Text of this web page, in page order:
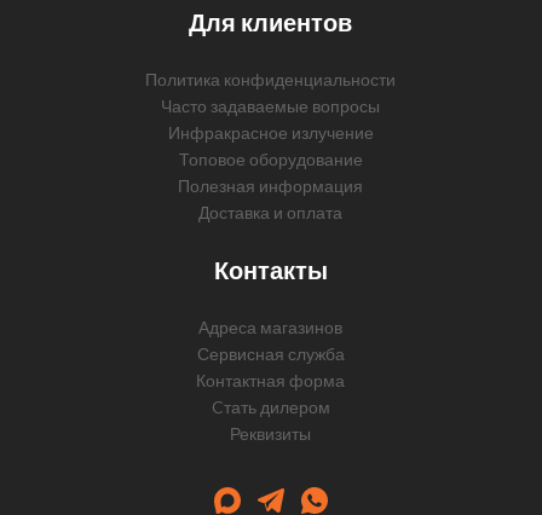
Для клиентов
Политика конфиденциальности
Часто задаваемые вопросы
Инфракрасное излучение
Топовое оборудование
Полезная информация
Доставка и оплата
Контакты
Адреса магазинов
Сервисная служба
Контактная форма
Cтать дилером
Реквизиты